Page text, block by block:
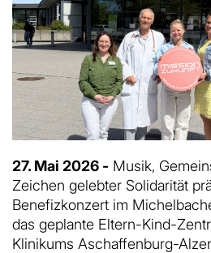
27. Mai 2026 - Musik,
Zeichen gelebter Solidarität
Benefizkonzert im
das geplante Eltern-Kind-
Klinikums Aschaffenburg-